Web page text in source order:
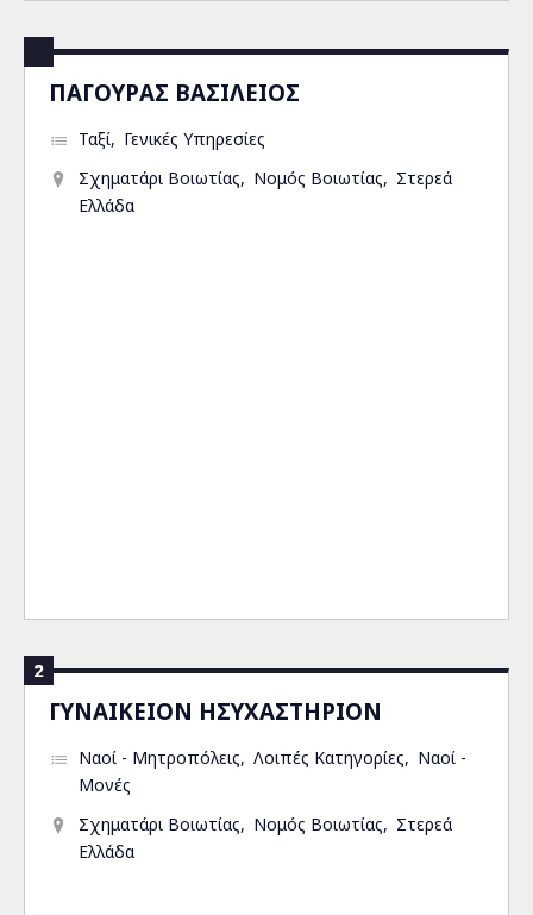
ΠΑΓΟΥΡΑΣ ΒΑΣΙΛΕΙΟΣ
Ταξί
Γενικές Υπηρεσίες
Σχηματάρι Βοιωτίας
Νομός Βοιωτίας
Στερεά
Ελλάδα
2
ΓΥΝΑΙΚΕΙΟΝ ΗΣΥΧΑΣΤΗΡΙΟΝ
Ναοί - Μητροπόλεις Λοιπές Κατηγορίες
Ναοί -
Μονές
Σχηματάρι Βοιωτίας
Νομός Βοιωτίας
Στερεά
Ελλάδα